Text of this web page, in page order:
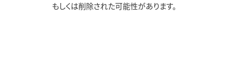
もしくは削除された可能性があります。